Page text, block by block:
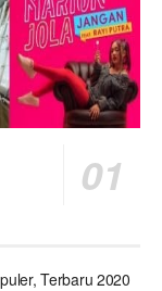
Terbaru 2020